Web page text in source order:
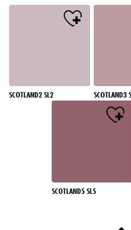
SCOTLAND2 SL2 SCOTLAND3
SCOTLAND5 SL5